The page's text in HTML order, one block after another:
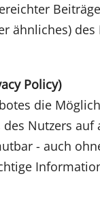
ähnliches)
Policy)
die
Nutzers
- auch